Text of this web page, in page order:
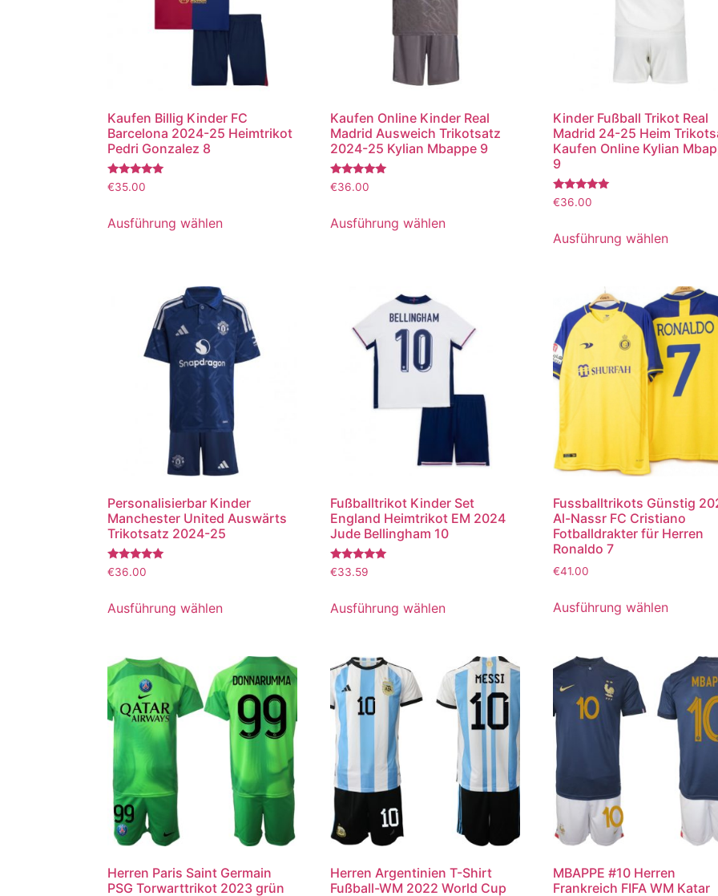
Kaufen Billig Kinder FC
Barcelona 2024-25 Heimtrikot
Pedri Gonzalez 8
Bewertet
mit
von 5
€35.00
Ausführung wählen
Kaufen Online Kinder Real
Madrid Ausweich Trikotsatz
2024-25 Kylian Mbappe 9
Bewertet
mit
von 5
€36.00
Ausführung wählen
Kinder Fußball Trikot Real
Madrid 24-25 Heim
Kaufen Online Kylian
9
Bewertet
mit
von 5
€36.00
Ausführung wählen
Personalisierbar Kinder
Manchester United Auswärts
Trikotsatz 2024-25
Bewertet
mit
von 5
€36.00
Ausführung wählen
Fußballtrikot Kinder Set
England Heimtrikot EM 2024
Jude Bellingham 10
Bewertet
mit
von 5
€33.59
Ausführung wählen
Fussballtrikots Günstig
Al-Nassr FC Cristiano
Fotballdrakter für Herren
Ronaldo 7
€41.00
Ausführung wählen
Herren Paris Saint Germain
PSG Torwarttrikot 2023 grün
Herren Argentinien T-Shirt
Fußball-WM 2022 World Cup
MBAPPE #10 Herren
Frankreich FIFA WM Katar